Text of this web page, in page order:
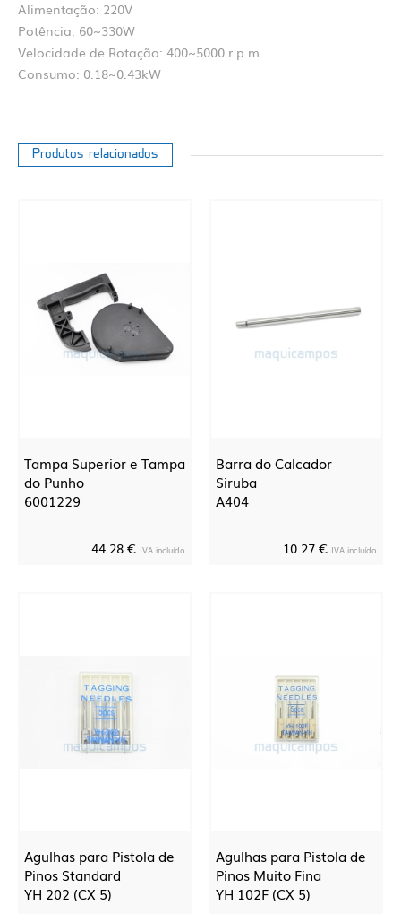
Alimentação: 220V
Potência: 60~330W
Velocidade de Rotação: 400~5000 r.p.m
Consumo: 0.18~0.43kW
Produtos relacionados
Tampa Superior e Tampa
do Punho
6001229
44.28 € IVA incluído
Barra do Calcador
Siruba
A404
10.27 € IVA incluído
Agulhas para Pistola de
Pinos Standard
YH 202 (CX 5)
Agulhas para Pistola de
Pinos Muito Fina
YH 102F (CX 5)